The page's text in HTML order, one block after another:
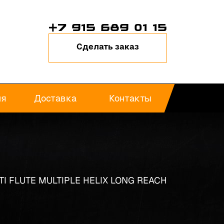
+7 915 689 01 15
Сделать заказ
Доставка Контакты
FLUTE MULTIPLE HELIX LONG REACH